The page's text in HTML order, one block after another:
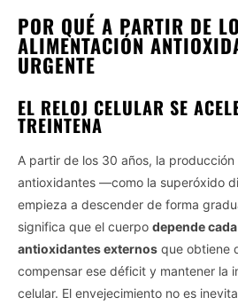
POR QUÉ A PARTIR DE
ALIMENTACIÓN
URGENTE
EL RELOJ CELULAR SE
TREINTENA
A partir de los 30 años, la
antioxidantes —como la superóxido
empieza a descender de forma
significa que el cuerpo depende
antioxidantes externos que obtiene
compensar ese déficit y mantener la
celular. El envejecimiento no es